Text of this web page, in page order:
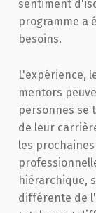
sentiment
programme a
besoins.
L'expérience,
mentors
personnes se
de leur
les
hiérarchique,
différente de